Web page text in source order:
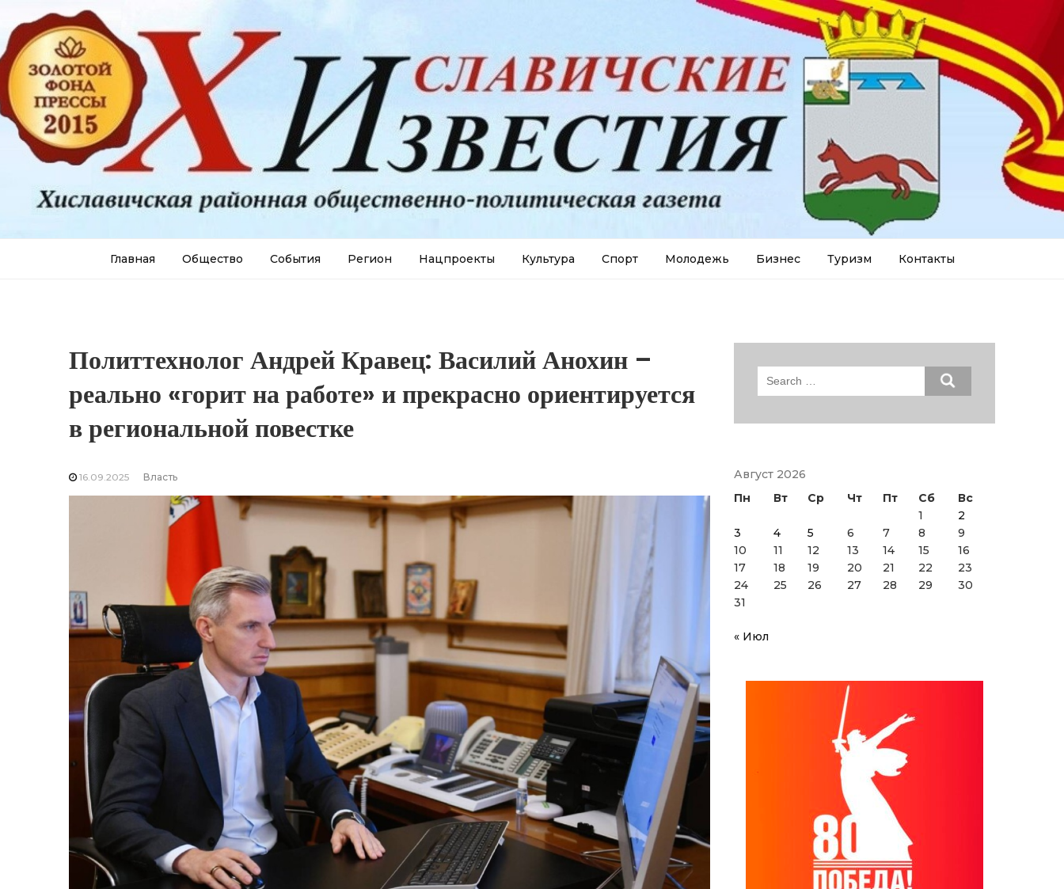
Главная Общество События Регион Нацпроекты Культура Спорт Молодежь Бизнес Туризм Контакты
Политтехнолог Андрей Кравец: Василий Анохин –
реально «горит на работе» и прекрасно ориентируется
в региональной повестке
16.09.2025 Власть
Search
Август 2026
Пн
Вт Ср Чт Пт Сб
Вс
1
2
3
4 5 6 7 8
9
10
11 12 13 14 15
16
17
18 19 20 21 22
23
24
25 26 27 28 29
30
31
« Июл